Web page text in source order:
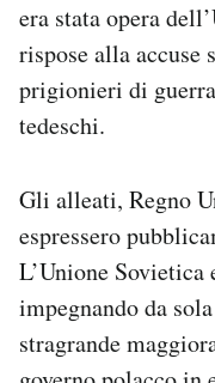
era stata opera
rispose alla accuse
prigionieri di
tedeschi.
Gli alleati, Regno
espressero
L’Unione Sovietica
impegnando da
stragrande